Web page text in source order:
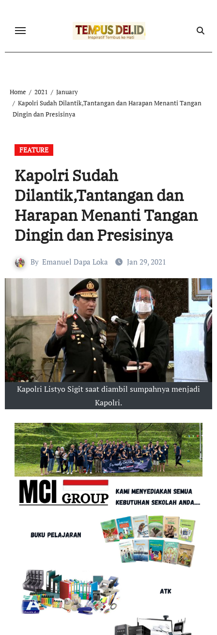
content
Home 2021
January
Kapolri Sudah Dilantik,Tantangan dan Harapan Menanti Tangan
Dingin dan Presisinya
FEATURE
Kapolri Sudah
Dilantik,Tantangan dan
Harapan Menanti Tangan
Dingin dan Presisinya
By Emanuel Dapa Loka Jan 29, 2021
Kapolri Listyo Sigit saat diambil sumpahnya menjadi
Kapolri.